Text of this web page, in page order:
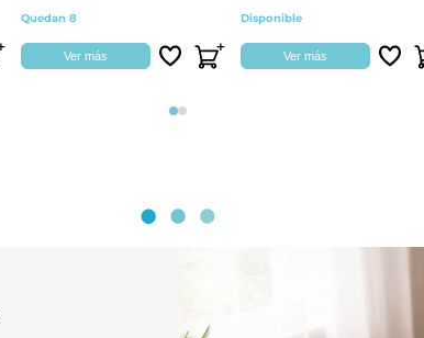
Quedan 8
Ver más
Disponible
Ver más
Página 1
Página 2